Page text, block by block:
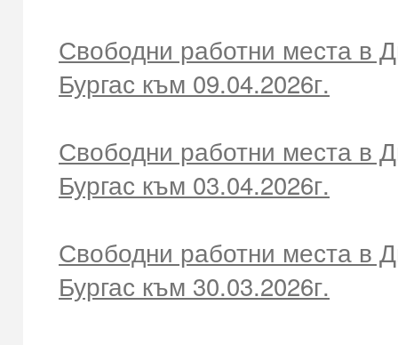
Свободни работни места в
Бургас към 09.04.2026г.
Свободни работни места в
Бургас към 03.04.2026г.
Свободни работни места в
Бургас към 30.03.2026г.